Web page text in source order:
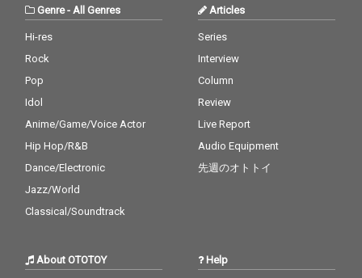
Genre- All Genres
Hi-res
Rock
Pop
Idol
Anime/Game/Voice Actor
Hip Hop/R&B
Dance/Electronic
Jazz/World
Classical/Soundtrack
Articles
Series
Interview
Column
Review
Live Report
Audio Equipment
先週のオトトイ
About OTOTOY Help